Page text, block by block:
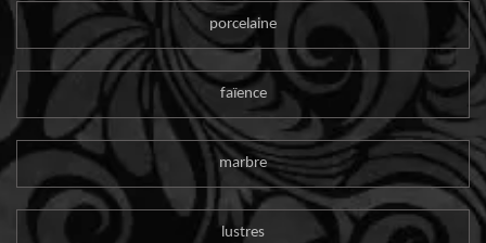
porcelaine
faïence
marbre
lustres